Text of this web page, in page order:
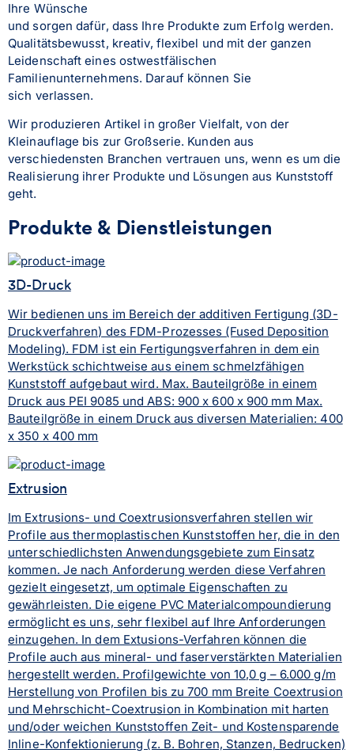
Ihre Wünsche
und sorgen dafür, dass Ihre Produkte zum Erfolg werden.
Qualitätsbewusst, kreativ, flexibel und mit der ganzen
Leidenschaft eines ostwestfälischen
Familienunternehmens. Darauf können Sie
sich verlassen.
Wir produzieren Artikel in großer Vielfalt, von der
Kleinauflage bis zur Großserie. Kunden aus
verschiedensten Branchen vertrauen uns, wenn es um die
Realisierung ihrer Produkte und Lösungen aus Kunststoff
geht.
Produkte & Dienstleistungen
3D-Druck
Wir bedienen uns im Bereich der additiven Fertigung (3D-
Druckverfahren) des FDM-Prozesses (Fused Deposition
Modeling). FDM ist ein Fertigungsverfahren in dem ein
Werkstück schichtweise aus einem schmelzfähigen
Kunststoff aufgebaut wird. Max. Bauteilgröße in einem
Druck aus PEI 9085 und ABS: 900 x 600 x 900 mm Max.
Bauteilgröße in einem Druck aus diversen Materialien: 400
x 350 x 400 mm
Extrusion
Im Extrusions- und Coextrusionsverfahren stellen wir
Profile aus thermoplastischen Kunststoffen her, die in den
unterschiedlichsten Anwendungsgebiete zum Einsatz
kommen. Je nach Anforderung werden diese Verfahren
gezielt eingesetzt, um optimale Eigenschaften zu
gewährleisten. Die eigene PVC Materialcompoundierung
ermöglicht es uns, sehr flexibel auf Ihre Anforderungen
einzugehen. In dem Extusions-Verfahren können die
Profile auch aus mineral- und faserverstärkten Materialien
hergestellt werden. Profilgewichte von 10,0 g – 6.000 g/m
Herstellung von Profilen bis zu 700 mm Breite Coextrusion
und Mehrschicht-Coextrusion in Kombination mit harten
und/oder weichen Kunststoffen Zeit- und Kostensparende
Inline-Konfektionierung (z. B. Bohren, Stanzen, Bedrucken)